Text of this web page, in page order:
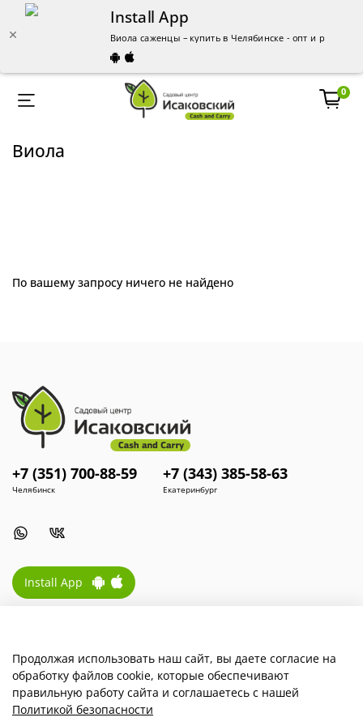
Install App
Виола саженцы – купить в Челябинске - опт и розница
0
Виола
По вашему запросу ничего не найдено
Для покупателей
Install App
+7 (351) 700-88-59
Челябинск
+7 (343) 385-58-63
Екатеринбург
Продолжая использовать наш сайт, вы даете согласие на
обработку файлов cookie, которые обеспечивают
правильную работу сайта и соглашаетесь с нашей
Политикой безопасности